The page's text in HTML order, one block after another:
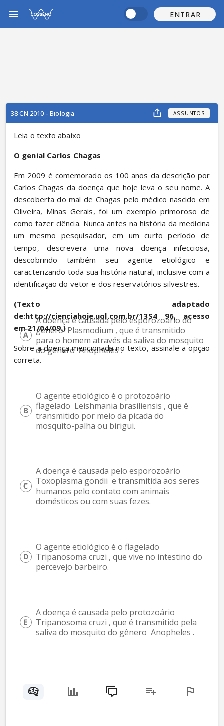
ENTRAR
38 CN 2010 - Biologia ASSUNTOS
Leia o texto abaixo
O genial Carlos Chagas
Em 2009 é comemorado os 100 anos da descrição por
Carlos Chagas da doença que hoje leva o seu nome. A
descoberta do mal de Chagas pelo médico nascido em
Oliveira, Minas Gerais, foi um exemplo primoroso de
como fazer ciência. Nunca antes na história da medicina
um mesmo pesquisador, em um curto período de
tempo, descrevera uma nova doença infecciosa,
descobrindo também seu agente etiológico e
caracterizando toda sua história natural, inclusive com a
identificação do vetor e dos reservatórios silvestres.
(Texto adaptado
de:http://cienciahoje.uol.com.br/13S4 96, acesso
em 21/04/09.)
Sobre a doença mencionada no texto, assinale a opção
correta.
A doença é causada pelo esporozoário do
gênero  Plasmodium , que é transmitido
para o homem através da saliva do mosquito
do gênero  Anopheles .
O agente etiológico é o protozoário
flagelado  Leishmania brasiliensis , que ê
transmitido por meio da picada do
mosquito-palha ou birigui.
A doença é causada pelo esporozoário
Toxoplasma gondii  e transmitida aos seres
humanos pelo contato com animais
domésticos ou com suas fezes.
O agente etiológico é o flagelado
Tripanosoma cruzi , que vive no intestino do
percevejo barbeiro.
A doença é causada pelo protozoário
Tripanosoma cruzi , que é transmitido pela
saliva do mosquito do gênero  Anopheles .